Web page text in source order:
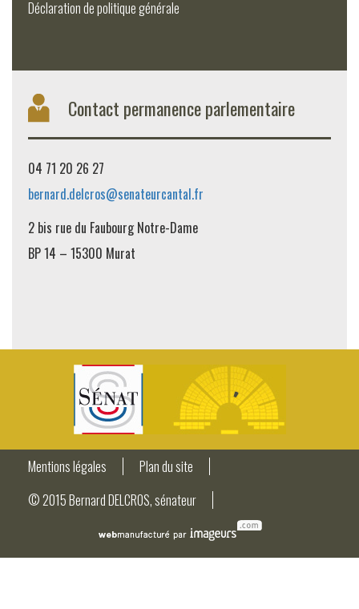
Déclaration de politique générale
Contact permanence parlementaire
04 71 20 26 27
bernard.delcros@senateurcantal.fr
2 bis rue du Faubourg Notre-Dame
BP 14 – 15300 Murat
Mentions légales
Plan du site
© 2015 Bernard DELCROS, sénateur